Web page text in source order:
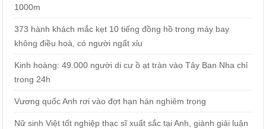
1000m
373 hành khách mắc kẹt 10 tiếng đồng hồ trong máy bay
không điều hoà, có người ngất xỉu
Kinh hoàng: 49.000 người di cư ồ ạt tràn vào Tây Ban Nha chỉ
trong 24h
Vương quốc Anh rơi vào đợt hạn hán nghiêm trọng
Nữ sinh Việt tốt nghiệp thạc sĩ xuất sắc tại Anh, giành giải luận